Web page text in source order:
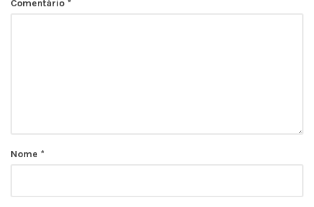
Comentário *
Nome *